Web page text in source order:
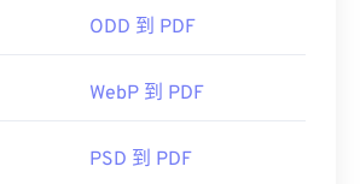
或不想使用的功能。
文件。您可能需要也可能不需要插
能，我强烈推荐 SumatraPDF
ODD 到 PDF
WebP 到 PDF
PSD 到 PDF